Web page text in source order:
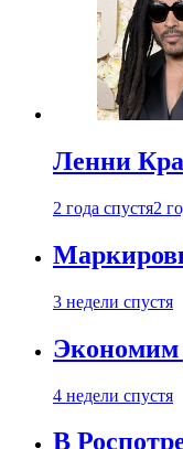
Ленни
2 года спустя2
3 недели спустя
Экономим
4 недели спустя
В